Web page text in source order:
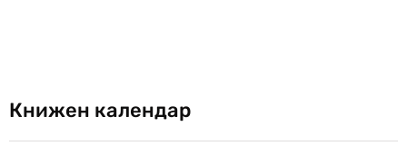
Книжен календар